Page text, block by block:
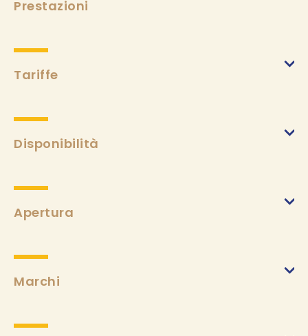
Prestazioni
Tariffe
Disponibilità
Apertura
Marchi